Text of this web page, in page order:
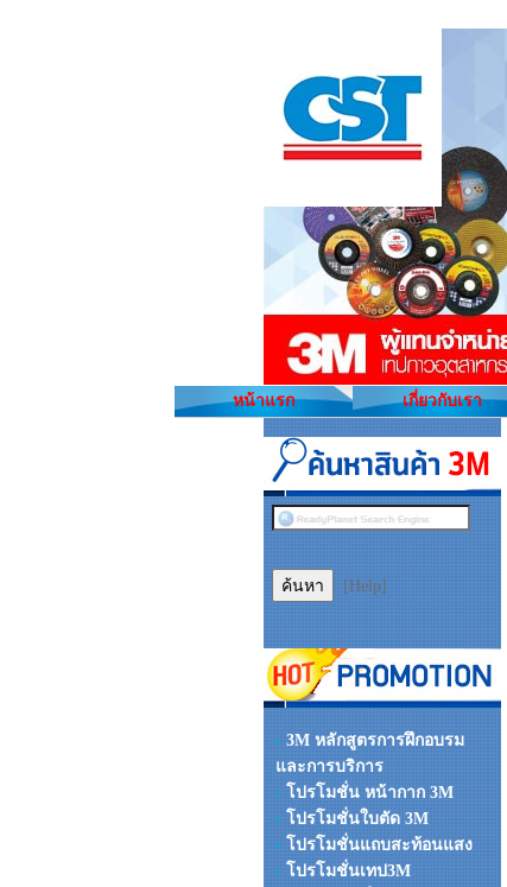
หน้าแรก เกี่ยวกับเรา
[Help]
3M หลักสูตรการฝึกอบรม
และการบริการ
โปรโมชั่น หน้ากาก 3M
โปรโมชั่นใบตัด 3M
โปรโมชั่นแถบสะท้อนแสง
โปรโมชั่นเทป3M